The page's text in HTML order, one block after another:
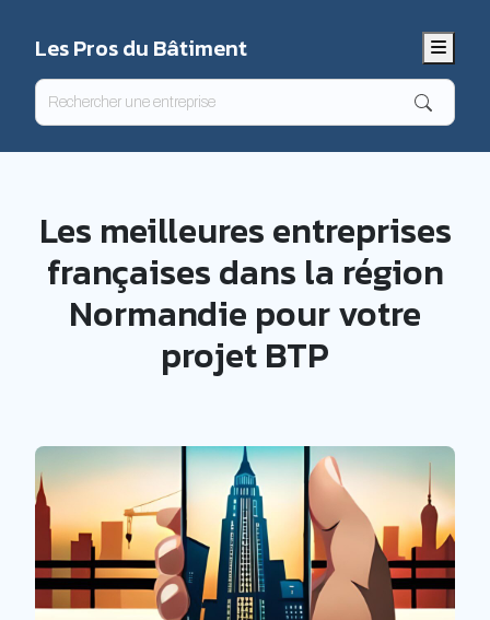
Les Pros du Bâtiment Menu
Les meilleures entreprises
françaises dans la région
Normandie pour votre
projet BTP